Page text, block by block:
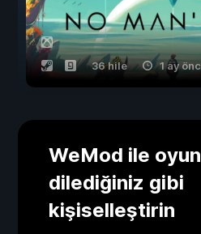
36 hile 1 ay
WeMod ile
dilediğiniz gibi
kişiselleştirin